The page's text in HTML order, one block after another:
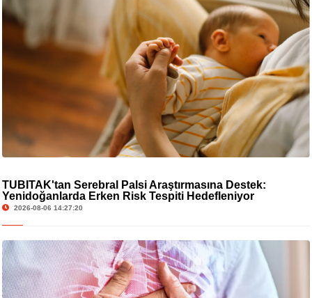
TÜBİTAK'tan Serebral Palsi Araştırmasına Destek:
Yenidoğanlarda Erken Risk Tespiti Hedefleniyor
2026-08-06 14:27:20